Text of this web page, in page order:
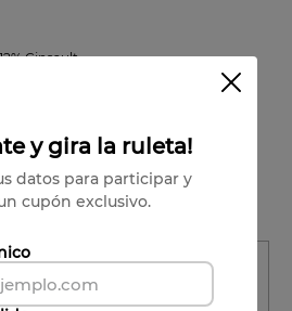
Cinsault
y gira la ruleta!
datos para participar y
cupón exclusivo.